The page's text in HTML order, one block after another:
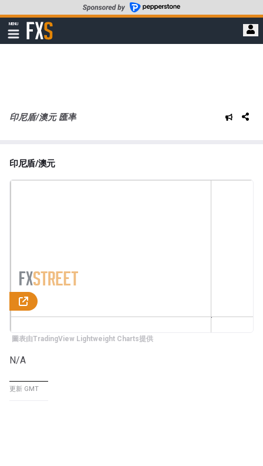
至
要
MENU
顯
示
FXStreet
印尼盾/澳元 匯率
印尼盾/澳元
圖表由TradingView Lightweight Charts提供
N/A
更新 GMT